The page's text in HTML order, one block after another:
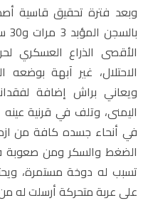
وبعد فترة تحقيق قاسية
الأقصى الذراع العسكري
الاحتلال، غير آبهة
ويعاني براش إضافة
اليمنى، وتلف في قرنية
في أنحاء جسده كافة من
الضغط والسكر ومن صعوبة
تسبب له دوخة مستمرة،
على عربة متحركة أرسلت له